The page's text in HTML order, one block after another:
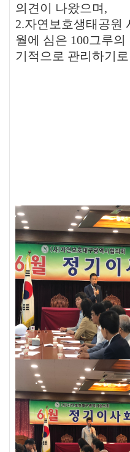
의견이
나왔으며 ,
2.자연보호생태공원
월에 심은 100그루의
기적으로 관리하기로